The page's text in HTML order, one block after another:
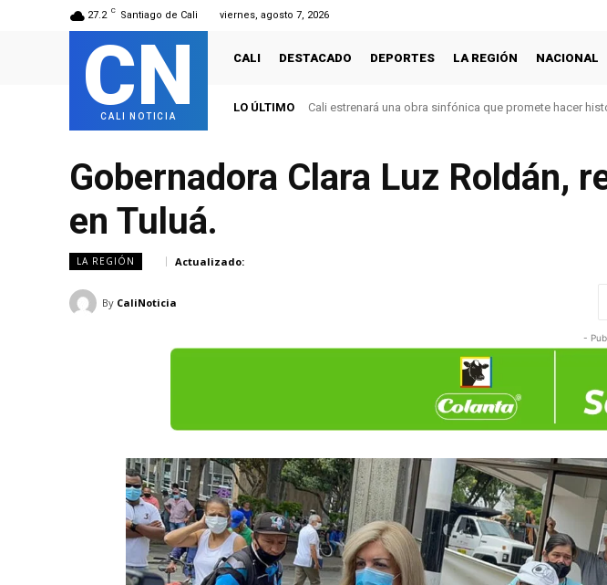
27.2 C Santiago de Cali viernes, agosto 7, 2026
CN
CALI NOTICIA
CALI DESTACADO DEPORTES LA REGIÓN NACIONAL
LO ÚLTIMO Cali revive grandes amores con concierto filarmónico a la
Gobernadora Clara Luz Roldán,
en Tuluá.
LA REGIÓN Actualizado:
By CaliNoticia
-